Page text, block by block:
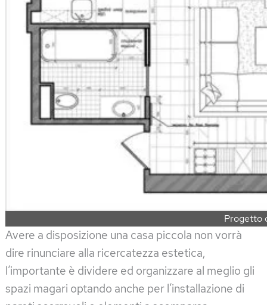
Progetto
Avere a disposizione una casa piccola non vorrà
dire rinunciare alla ricercatezza estetica,
l’importante è dividere ed organizzare al meglio gli
spazi magari optando anche per l’installazione di